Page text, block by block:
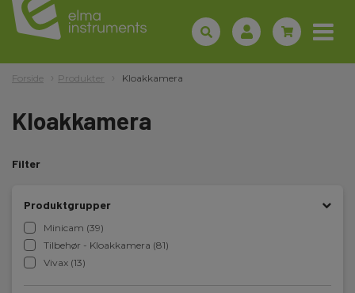
Forside Produkter Kloakkamera
Kloakkamera
Filter
Produktgrupper
Minicam (39)
Tilbehør - Kloakkamera (81)
Vivax (13)